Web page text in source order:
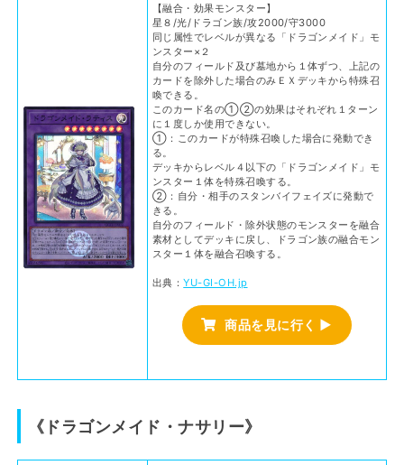
【融合・効果モンスター】
星８/光/ドラゴン族/攻2000/守3000
同じ属性でレベルが異なる「ドラゴンメイド」モ
ンスター×２
自分のフィールド及び墓地から１体ずつ、上記の
カードを除外した場合のみＥＸデッキから特殊召
喚できる。
このカード名の①②の効果はそれぞれ１ターン
に１度しか使用できない。
①：このカードが特殊召喚した場合に発動でき
る。
デッキからレベル４以下の「ドラゴンメイド」モ
ンスター１体を特殊召喚する。
②：自分・相手のスタンバイフェイズに発動で
きる。
自分のフィールド・除外状態のモンスターを融合
素材としてデッキに戻し、ドラゴン族の融合モン
スター１体を融合召喚する。
出典：YU-GI-OH.jp
商品を見に行く ▶
《ドラゴンメイド・ナサリー》